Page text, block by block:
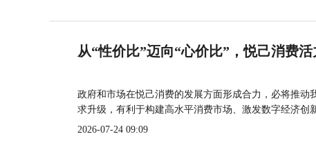
从“性价比”迈向“心价比”，悦己消费活
政府和市场在悦己消费的发展方面形成合力，必将推动
求升级，有利于构建高水平消费市场、激发数字经济创
2026-07-24 09:09